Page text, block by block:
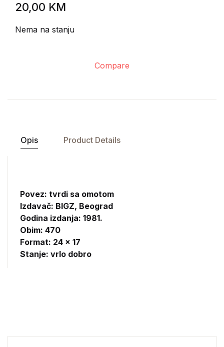
20,00 KM
Nema na stanju
Compare
Opis Product Details
Povez: tvrdi sa omotom
Izdavač: BIGZ, Beograd
Godina izdanja: 1981.
Obim: 470
Format: 24 x 17
Stanje: vrlo dobro